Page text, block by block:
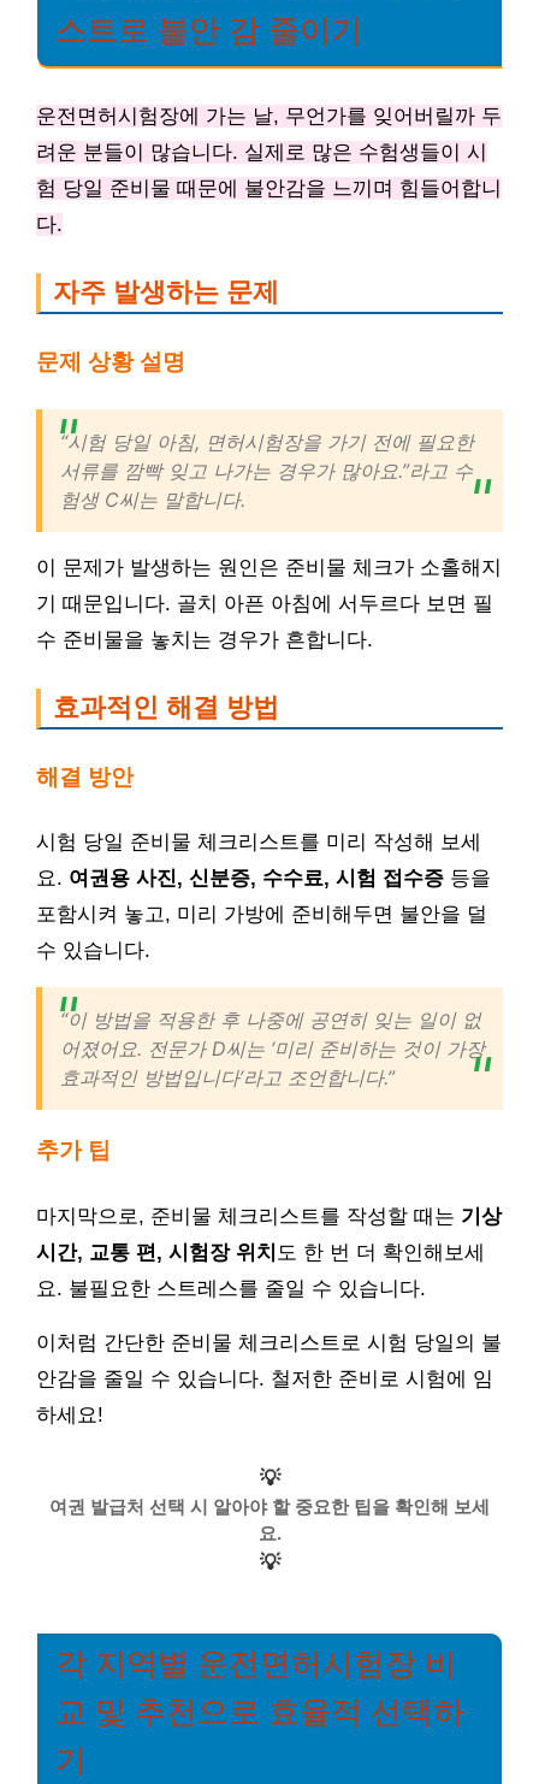
스트로 불안 감 줄이기
운전면허시험장에 가는 날, 무언가를 잊어버릴까 두
려운 분들이 많습니다. 실제로 많은 수험생들이 시
험 당일 준비물 때문에 불안감을 느끼며 힘들어합니
다.
자주 발생하는 문제
문제 상황 설명
“시험 당일 아침, 면허시험장을 가기 전에 필요한
서류를 깜빡 잊고 나가는 경우가 많아요.”라고 수
험생 C씨는 말합니다.
이 문제가 발생하는 원인은 준비물 체크가 소홀해지
기 때문입니다. 골치 아픈 아침에 서두르다 보면 필
수 준비물을 놓치는 경우가 흔합니다.
효과적인 해결 방법
해결 방안
시험 당일 준비물 체크리스트를 미리 작성해 보세
요. 여권용 사진, 신분증, 수수료, 시험 접수증 등을
포함시켜 놓고, 미리 가방에 준비해두면 불안을 덜
수 있습니다.
“이 방법을 적용한 후 나중에 공연히 잊는 일이 없
어졌어요. 전문가 D씨는 ‘미리 준비하는 것이 가장
효과적인 방법입니다’라고 조언합니다.”
추가 팁
마지막으로, 준비물 체크리스트를 작성할 때는 기상
시간, 교통 편, 시험장 위치 도 한 번 더 확인해보세
요. 불필요한 스트레스를 줄일 수 있습니다.
이처럼 간단한 준비물 체크리스트로 시험 당일의 불
안감을 줄일 수 있습니다. 철저한 준비로 시험에 임
하세요!
💡
여권 발급처 선택 시 알아야 할 중요한 팁을 확인해 보세
요.
💡
각 지역별 운전면허시험장 비
교 및 추천으로 효율적 선택하
기